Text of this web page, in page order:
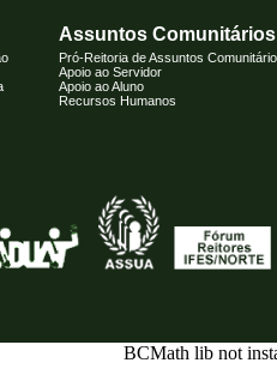
Assuntos Comunitários
Pró-Reitoria de Assuntos
Apoio ao Servidor
Apoio ao Aluno
Recursos Humanos
BCMath lib not